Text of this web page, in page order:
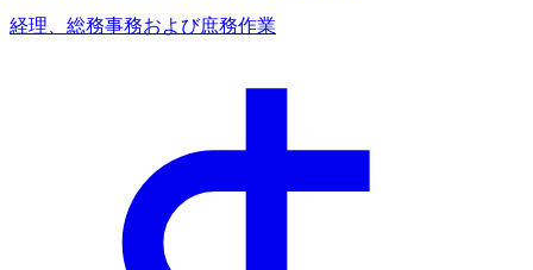
経理、総務事務および庶務作業